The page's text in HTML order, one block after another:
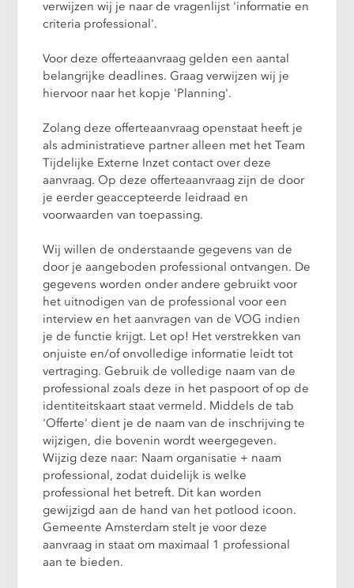
verwijzen wij je naar de vragenlijst 'informatie en
criteria professional'.
Voor deze offerteaanvraag gelden een aantal
belangrijke deadlines. Graag verwijzen wij je
hiervoor naar het kopje 'Planning'.
Zolang deze offerteaanvraag openstaat heeft je
als administratieve partner alleen met het Team
Tijdelijke Externe Inzet contact over deze
aanvraag. Op deze offerteaanvraag zijn de door
je eerder geaccepteerde leidraad en
voorwaarden van toepassing.
Wij willen de onderstaande gegevens van de
door je aangeboden professional ontvangen. De
gegevens worden onder andere gebruikt voor
het uitnodigen van de professional voor een
interview en het aanvragen van de VOG indien
je de functie krijgt. Let op! Het verstrekken van
onjuiste en/of onvolledige informatie leidt tot
vertraging. Gebruik de volledige naam van de
professional zoals deze in het paspoort of op de
identiteitskaart staat vermeld. Middels de tab
'Offerte' dient je de naam van de inschrijving te
wijzigen, die bovenin wordt weergegeven.
Wijzig deze naar: Naam organisatie + naam
professional, zodat duidelijk is welke
professional het betreft. Dit kan worden
gewijzigd aan de hand van het potlood icoon.
Gemeente Amsterdam stelt je voor deze
aanvraag in staat om maximaal 1 professional
aan te bieden.